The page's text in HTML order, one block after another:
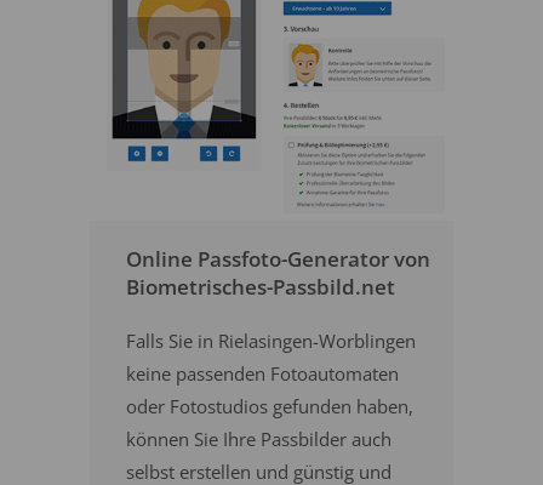
Online Passfoto-Generator von
Biometrisches-Passbild.net
Falls Sie in Rielasingen-Worblingen
keine passenden Fotoautomaten
oder Fotostudios gefunden haben,
können Sie Ihre Passbilder auch
selbst erstellen und günstig und